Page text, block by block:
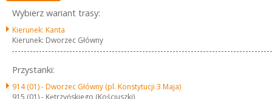
Wybierz wariant trasy:
Kierunek: Kanta
Kierunek: Dworzec Główny
Przystanki:
914 (01) -Dworzec Główny (pl. Konstytucji 3 Maja)
915 (01) - Kętrzyńskiego (Kościuszki)